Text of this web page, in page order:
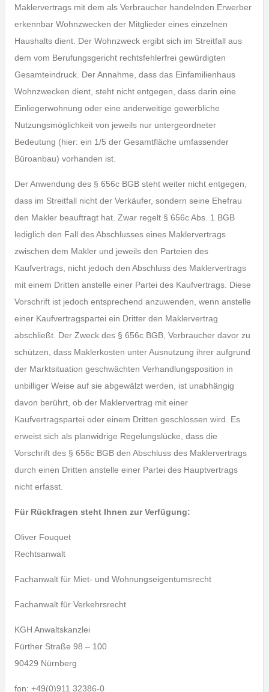
Maklervertrags mit dem als Verbraucher handelnden Erwerber
erkennbar Wohnzwecken der Mitglieder eines einzelnen
Haushalts dient. Der Wohnzweck ergibt sich im Streitfall aus
dem vom Berufungsgericht rechtsfehlerfrei gewürdigten
Gesamteindruck. Der Annahme, dass das Einfamilienhaus
Wohnzwecken dient, steht nicht entgegen, dass darin eine
Einliegerwohnung oder eine anderweitige gewerbliche
Nutzungsmöglichkeit von jeweils nur untergeordneter
Bedeutung (hier: ein 1/5 der Gesamtfläche umfassender
Büroanbau) vorhanden ist.
Der Anwendung des § 656c BGB steht weiter nicht entgegen,
dass im Streitfall nicht der Verkäufer, sondern seine Ehefrau
den Makler beauftragt hat. Zwar regelt § 656c Abs. 1 BGB
lediglich den Fall des Abschlusses eines Maklervertrags
zwischen dem Makler und jeweils den Parteien des
Kaufvertrags, nicht jedoch den Abschluss des Maklervertrags
mit einem Dritten anstelle einer Partei des Kaufvertrags. Diese
Vorschrift ist jedoch entsprechend anzuwenden, wenn anstelle
einer Kaufvertragspartei ein Dritter den Maklervertrag
abschließt. Der Zweck des § 656c BGB, Verbraucher davor zu
schützen, dass Maklerkosten unter Ausnutzung ihrer aufgrund
der Marktsituation geschwächten Verhandlungsposition in
unbilliger Weise auf sie abgewälzt werden, ist unabhängig
davon berührt, ob der Maklervertrag mit einer
Kaufvertragspartei oder einem Dritten geschlossen wird. Es
erweist sich als planwidrige Regelungslücke, dass die
Vorschrift des § 656c BGB den Abschluss des Maklervertrags
durch einen Dritten anstelle einer Partei des Hauptvertrags
nicht erfasst.
Für Rückfragen steht Ihnen zur Verfügung:
Oliver Fouquet
Rechtsanwalt
Fachanwalt für Miet- und Wohnungseigentumsrecht
Fachanwalt für Verkehrsrecht
KGH Anwaltskanzlei
Fürther Straße 98 – 100
90429 Nürnberg
fon: +49(0)911 32386-0